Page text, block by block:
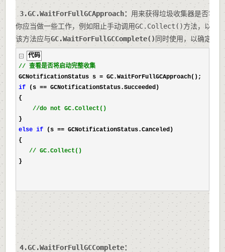
3.GC.WaitForFullGCApproach： 用来获得垃圾收集器是否将
你应当做一些工作，例如阻止手动调用GC.Collect()方法，以免
该方法应与GC.WaitForFullGCComplete()同时使用，以确定
代码
// 查看是否将启动完整收集
GCNotificationStatus s = GC.WaitForFullGCApproach();
if (s == GCNotificationStatus.Succeeded)
{
//do not GC.Collect()
}
else if (s == GCNotificationStatus.Canceled)
{
// GC.Collect()
}
4.GC.WaitForFullGCComplete：